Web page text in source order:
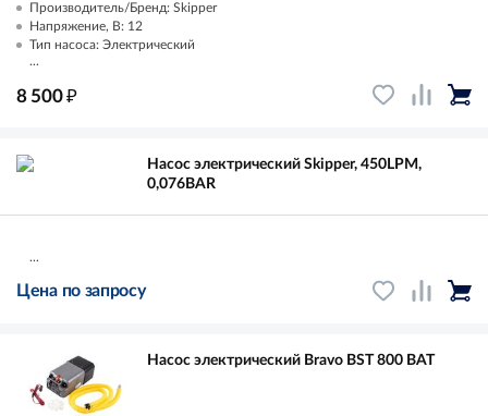
Производитель/Бренд: Skipper
Напряжение, В: 12
Тип насоса: Электрический
...
8 500₽
Насос электрический Skipper, 450LPM,
0,076BAR
...
Цена по запросу
Насос электрический Bravo BST 800 BАТ